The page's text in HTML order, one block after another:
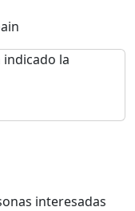
la
interesadas